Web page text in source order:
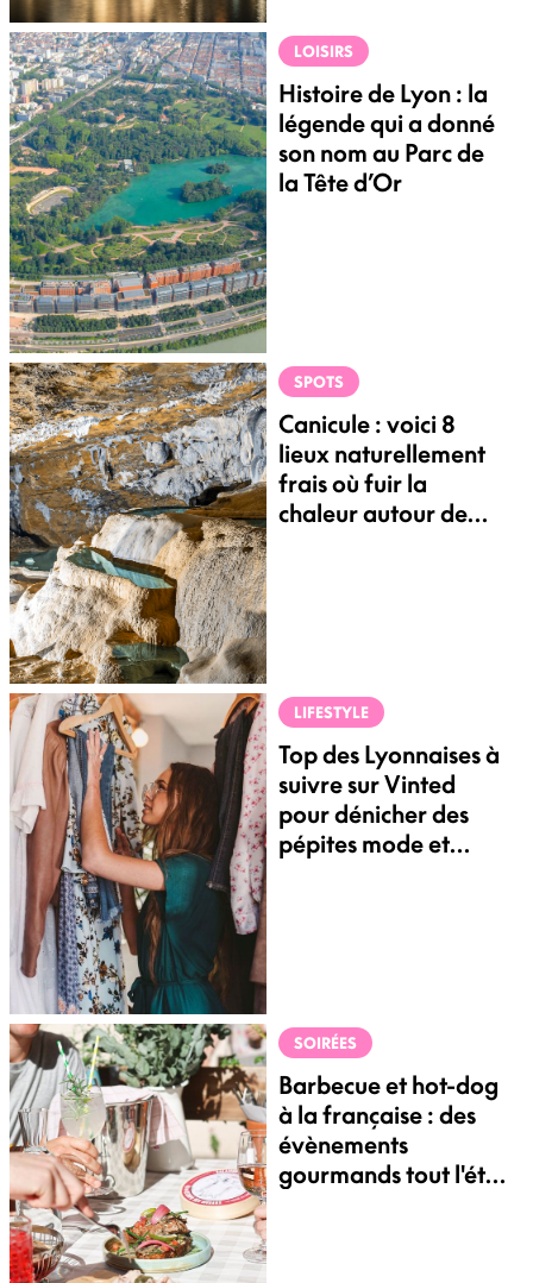
LOISIRS
Histoire de Lyon : la
légende qui a donné
son nom au Parc de
la Tête d’Or
SPOTS
Canicule : voici 8
lieux naturellement
frais où fuir la
chaleur autour de
LIFESTYLE
Top des Lyonnaises à
suivre sur Vinted
pour dénicher des
pépites mode et
SOIRÉES
Barbecue et hot-dog
à la française : des
évènements
gourmands tout l'été